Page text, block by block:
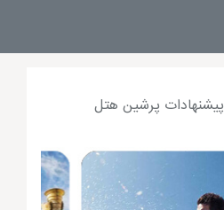
پیشنهادات پرشین هتل